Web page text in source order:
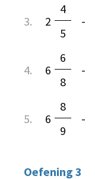
3. 2
4
-
5
4. 6
6
-
8
5. 6
8
-
9
Oefening 3